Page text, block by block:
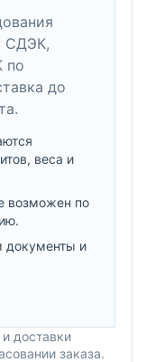
СДЭК,
по
до
веса и
возможен по
документы и
доставки
заказа.